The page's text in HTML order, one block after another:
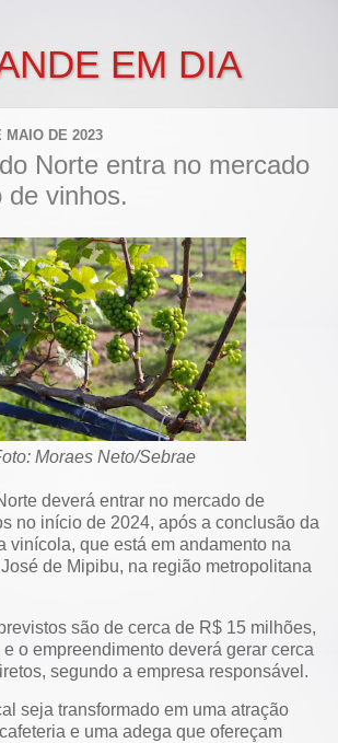
EM DIA
MAIO DE 2023
Norte entra no mercado
de vinhos.
Moraes Neto/Sebrae
deverá entrar no mercado de
no início de 2024, após a conclusão da
vinícola, que está em andamento na
de Mipibu, na região metropolitana
são de cerca de R$ 15 milhões,
o empreendimento deverá gerar cerca
segundo a empresa responsável.
seja transformado em uma atração
e uma adega que ofereçam